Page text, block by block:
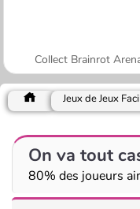
Collect Brainrot
Jeux de Jeux
On va tout
80% des joueurs